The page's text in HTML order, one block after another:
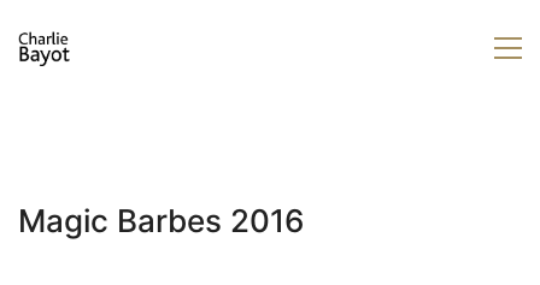
Magic Barbes 2016